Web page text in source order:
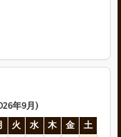
年9月)
火 水 木 金
土